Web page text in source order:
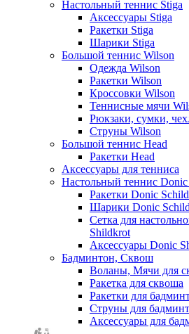
Настольный теннис Stiga
Аксессуары Stiga
Ракетки Stiga
Шарики Stiga
Большой теннис Wilson
Одежда Wilson
Ракетки Wilson
Кроссовки Wilson
Теннисные мячи
Рюкзаки, сумки,
Струны Wilson
Большой теннис Head
Ракетки Head
Аксессуары для тенниса
Настольный теннис
Ракетки Donic
Шарики Donic
Сетка для
Shildkrot
Аксессуары Donic
Бадминтон, Сквош
Воланы, Мячи для
Ракетка для сквоша
Ракетки для
Струны для
Аксессуары для